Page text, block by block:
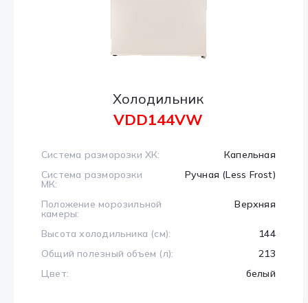
Холодильник
VDD144VW
Система разморозки ХК:
Капельная
Система разморозки
МК:
Ручная (Less Frost)
Положение морозильной
камеры:
Верхняя
Высота холодильника (см):
144
Общий полезный объем (л):
213
Цвет:
белый